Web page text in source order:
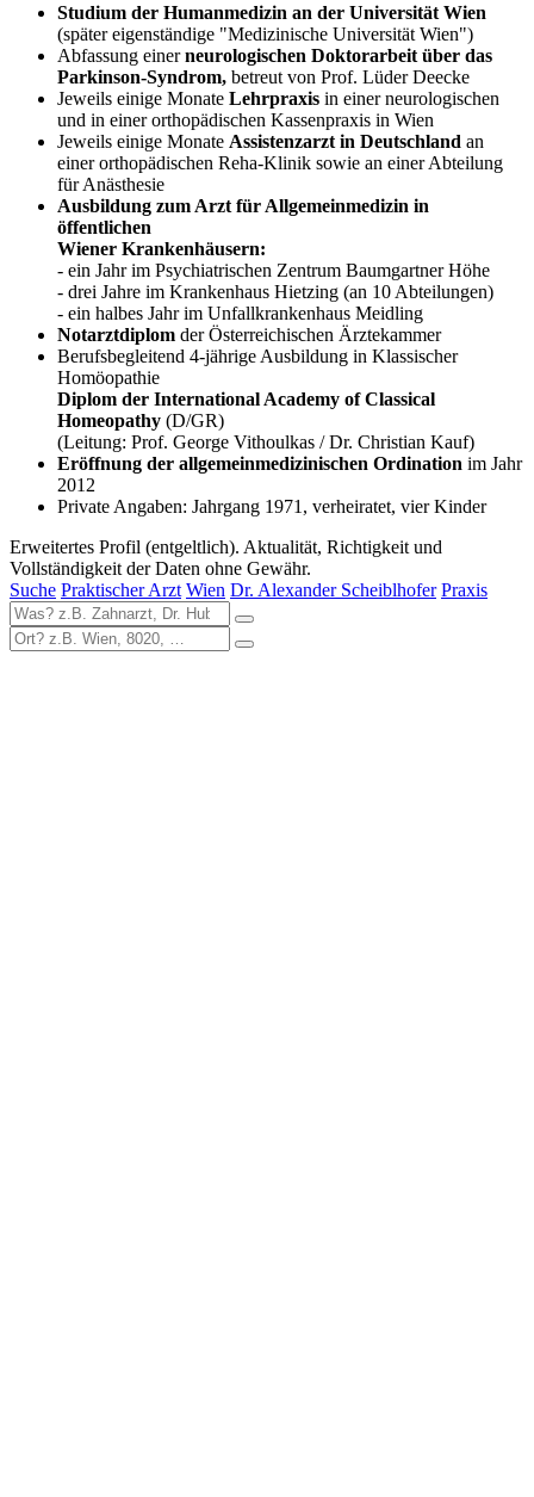
Studium der Humanmedizin an der Universität Wien
(später eigenständige "Medizinische Universität Wien")
Abfassung einerneurologischen Doktorarbeit über das
Parkinson-Syndrom, betreut von Prof. Lüder Deecke
Jeweils einige Monate Lehrpraxis in einer neurologischen
und in einer orthopädischen Kassenpraxis in Wien
Jeweils einige Monate Assistenzarzt in Deutschland an
einer orthopädischen Reha-Klinik sowie an einer Abteilung
für Anästhesie
Ausbildung zum Arzt für Allgemeinmedizin in
öffentlichen
Wiener Krankenhäusern:
- ein Jahr im Psychiatrischen Zentrum Baumgartner Höhe
- drei Jahre im Krankenhaus Hietzing (an 10 Abteilungen)
- ein halbes Jahr im Unfallkrankenhaus Meidling
Notarztdiplom der Österreichischen Ärztekammer
Berufsbegleitend 4-jährige Ausbildung in Klassischer
Homöopathie
Diplom der International Academy of Classical
Homeopathy (D/GR)
(Leitung: Prof. George Vithoulkas / Dr. Christian Kauf)
Eröffnung der allgemeinmedizinischen Ordination im Jahr
2012
Private Angaben: Jahrgang 1971, verheiratet, vier Kinder
Erweitertes Profil (entgeltlich). Aktualität, Richtigkeit und
Vollständigkeit der Daten ohne Gewähr.
Suche Praktischer Arzt Wien Dr. Alexander Scheiblhofer Praxis